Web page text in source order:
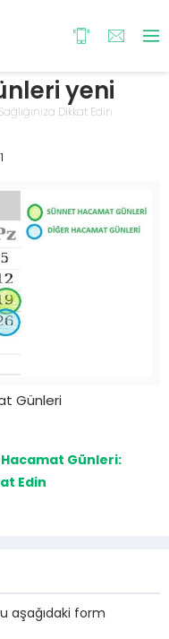
yeni
Dikkat Edin
Günleri
Hacamat Günleri:
Edin
aşağıdaki form